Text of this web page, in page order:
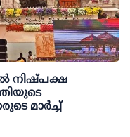
നിഷ്പക്ഷ
മാര്‍ച്ച്